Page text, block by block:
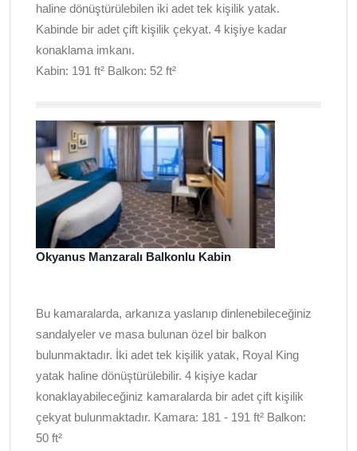
haline dönüştürülebilen iki adet tek kişilik yatak.
Kabinde bir adet çift kişilik çekyat. 4 kişiye kadar
konaklama imkanı.
Kabin: 191 ft² Balkon: 52 ft²
Okyanus Manzaralı Balkonlu Kabin
Bu kamaralarda, arkanıza yaslanıp dinlenebileceğiniz
sandalyeler ve masa bulunan özel bir balkon
bulunmaktadır. İki adet tek kişilik yatak, Royal King
yatak haline dönüştürülebilir. 4 kişiye kadar
konaklayabileceğiniz kamaralarda bir adet çift kişilik
çekyat bulunmaktadır. Kamara: 181 - 191 ft² Balkon:
50 ft²